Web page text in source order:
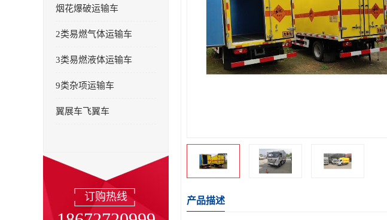
烟花爆破运输车
2类易燃气体运输车
3类易燃液体运输车
9类杂项运输车
翼展车飞翼车
订购热线 产品描述